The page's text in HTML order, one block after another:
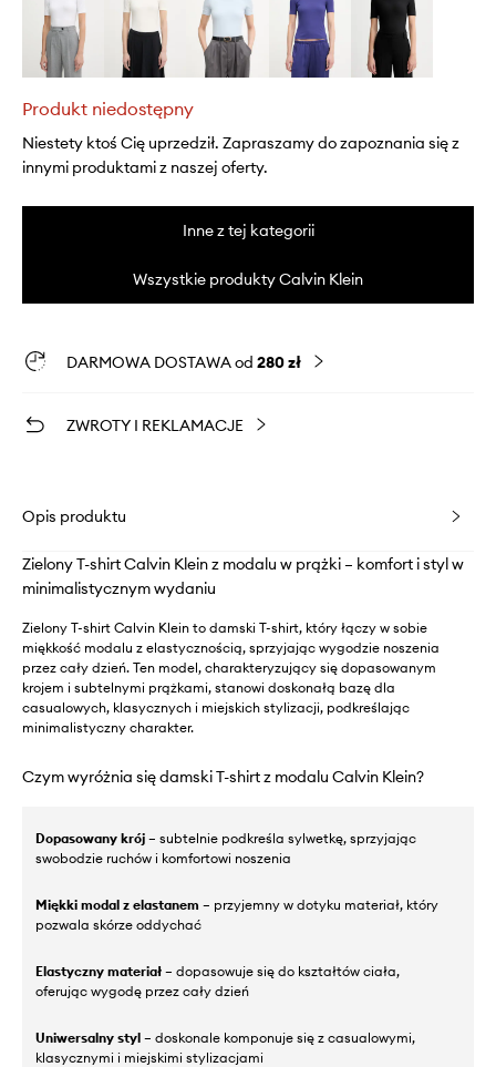
Produkt niedostępny
Niestety ktoś Cię uprzedził. Zapraszamy do zapoznania się z
innymi produktami z naszej oferty.
Inne z tej kategorii
Wszystkie produkty Calvin Klein
DARMOWA DOSTAWA od 280 zł
ZWROTY I REKLAMACJE
Opis produktu
Zielony T-shirt Calvin Klein z modalu w prążki – komfort i styl w
minimalistycznym wydaniu
Zielony T-shirt Calvin Klein to damski T-shirt, który łączy w sobie
miękkość modalu z elastycznością, sprzyjając wygodzie noszenia
przez cały dzień. Ten model, charakteryzujący się dopasowanym
krojem i subtelnymi prążkami, stanowi doskonałą bazę dla
casualowych, klasycznych i miejskich stylizacji, podkreślając
minimalistyczny charakter.
Czym wyróżnia się damski T-shirt z modalu Calvin Klein?
Dopasowany krój – subtelnie podkreśla sylwetkę, sprzyjając
swobodzie ruchów i komfortowi noszenia
Miękki modal z elastanem – przyjemny w dotyku materiał, który
pozwala skórze oddychać
Elastyczny materiał – dopasowuje się do kształtów ciała,
oferując wygodę przez cały dzień
Uniwersalny styl – doskonale komponuje się z casualowymi,
klasycznymi i miejskimi stylizacjami